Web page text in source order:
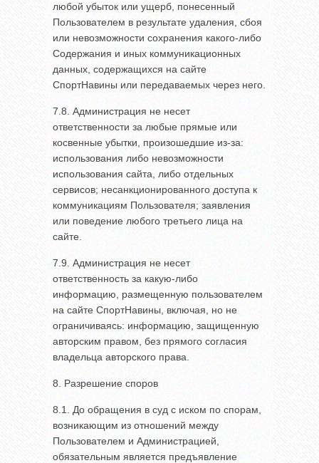
любой убыток или ущерб, понесенный
Пользователем в результате удаления, сбоя
или невозможности сохранения какого-либо
Содержания и иных коммуникационных
данных, содержащихся на сайте
СпортНавины или передаваемых через него.
7.8. Администрация не несет
ответственности за любые прямые или
косвенные убытки, произошедшие из-за:
использования либо невозможности
использования сайта, либо отдельных
сервисов; несанкционированного доступа к
коммуникациям Пользователя; заявления
или поведение любого третьего лица на
сайте.
7.9. Администрация не несет
ответственность за какую-либо
информацию, размещенную пользователем
на сайте СпортНавины, включая, но не
ограничиваясь: информацию, защищенную
авторским правом, без прямого согласия
владельца авторского права.
8. Разрешение споров
8.1. До обращения в суд с иском по спорам,
возникающим из отношений между
Пользователем и Администрацией,
обязательным является предъявление